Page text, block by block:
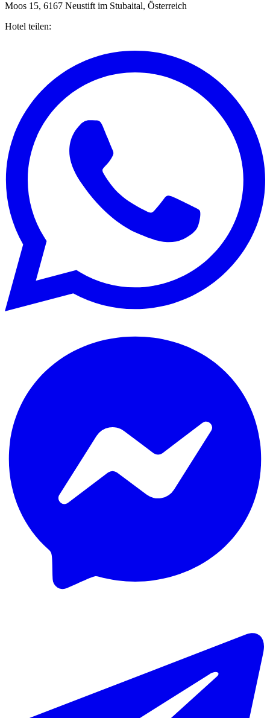
Moos 15, 6167 Neustift im Stubaital, Österreich
Hotel teilen: